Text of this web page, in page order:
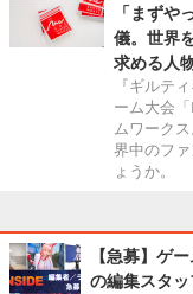
「まずや
儀。世界
求める人
『ギルテ
ーム大会
ムワーク
界中のフ
ょうか。
【急募】ゲ
の編集スタ